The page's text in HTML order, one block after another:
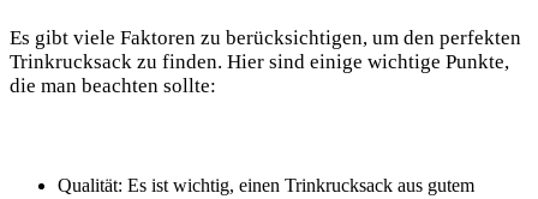
Es gibt viele Faktoren ​zu berücksichtigen, um den perfekten
Trinkrucksack zu finden. Hier sind⁤ einige wichtige Punkte,
die man ‌beachten sollte:
Qualität: Es ist wichtig, einen Trinkrucksack aus gutem